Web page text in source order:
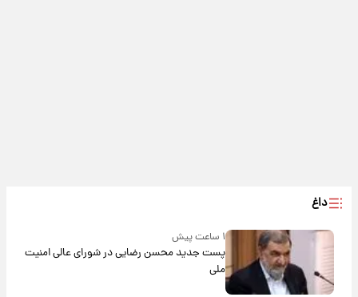
داغ
پست جدید محسن رضایی در شورای عالی امنیت
ملی